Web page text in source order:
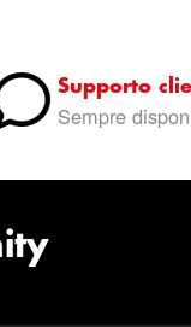
Supporto
Sempre